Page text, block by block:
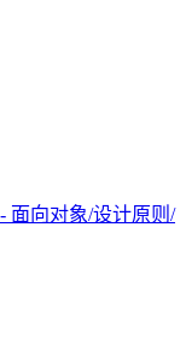
面向对象/设计原则/